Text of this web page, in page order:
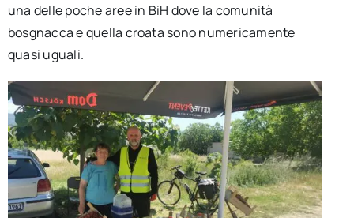
una delle poche aree in BiH dove la comunità
bosgnacca e quella croata sono numericamente
quasi uguali.